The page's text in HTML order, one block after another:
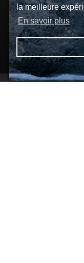
la meilleure
En savoir plus